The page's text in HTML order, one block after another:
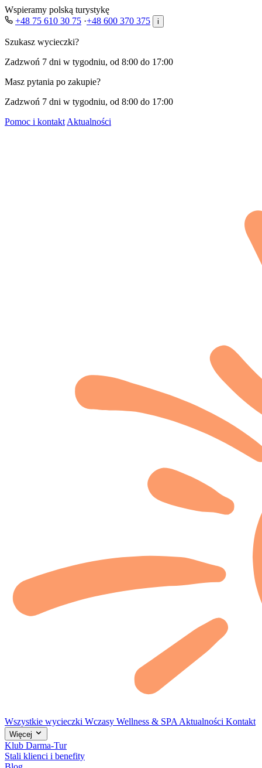
Wspieramy polską turystykę
+48 75 610 30 75 ·+48 600 370 375 i
Szukasz wycieczki?
Zadzwoń 7 dni w tygodniu, od 8:00 do 17:00
Masz pytania po zakupie?
Zadzwoń 7 dni w tygodniu, od 8:00 do 17:00
Pomoc i kontakt Aktualności
Wszystkie wycieczki Wczasy Wellness & SPA Aktualności Kontakt
Więcej
Klub Darma-Tur
Stali klienci i benefity